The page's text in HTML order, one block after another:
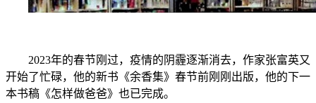
2023年的春节刚过，疫情的阴霾逐渐消去，作家张富英又
开始了忙碌，他的新书《余香集》春节前刚刚出版，他的下一
本书稿《怎样做爸爸》也已完成。